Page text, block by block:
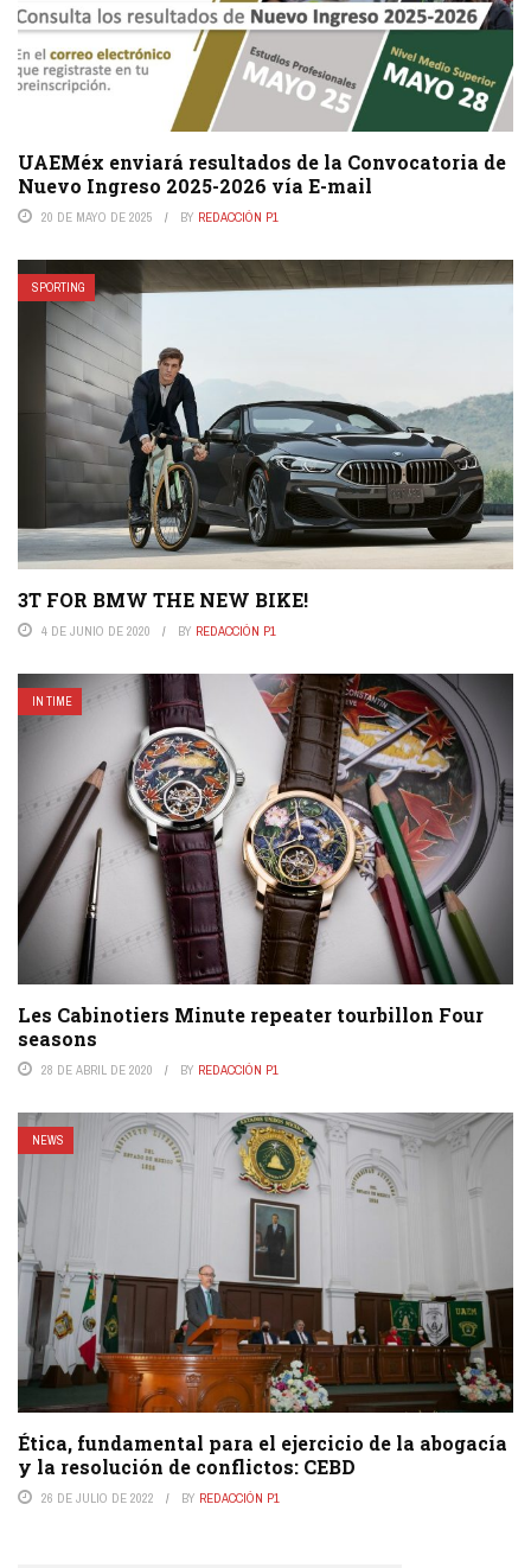
UAEMéx enviará resultados de la Convocatoria de
Nuevo Ingreso 2025-2026 vía E-mail
20 DE MAYO DE 2025 BY REDACCIÓN P1
SPORTING
3T FOR BMW THE NEW BIKE!
4 DE JUNIO DE 2020 BY REDACCIÓN P1
IN TIME
Les Cabinotiers Minute repeater tourbillon Four
seasons
28 DE ABRIL DE 2020 BY REDACCIÓN P1
NEWS
Ética, fundamental para el ejercicio de la abogacía
y la resolución de conflictos: CEBD
26 DE JULIO DE 2022 BY REDACCIÓN P1